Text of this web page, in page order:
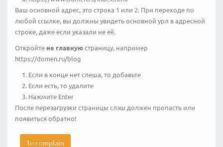
Ваш основной адрес, это строка 1 или 2. При переходе по
любой ссылке, вы должны увидеть основной урл в адресной
строке, даже если указали не её.
Откройте не главнуюстраницу, например
https://domen.ru/blog
Если в конце нет слеша, то добавьте
Если есть, то удалите
Нажмите Enter
После перезагрузки страницы слэш должен пропасть или
появиться обратно!
To complain